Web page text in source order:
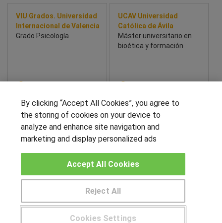
VIU Grados. Universidad
Internacional de Valencia
Grado Psicología
UCAV Universidad
Católica de Ávila
Máster universitario en
bioética y formación
Sinergia FP Online
Formación profesional en
Técnico Superior en
Higiene Bucodental
Sobre este curso
Pide más información al centro
By clicking “Accept All Cookies”, you agree to
the storing of cookies on your device to
analyze and enhance site navigation and
marketing and display personalized ads
Cookies Settings
Reject All
Accept All Cookies